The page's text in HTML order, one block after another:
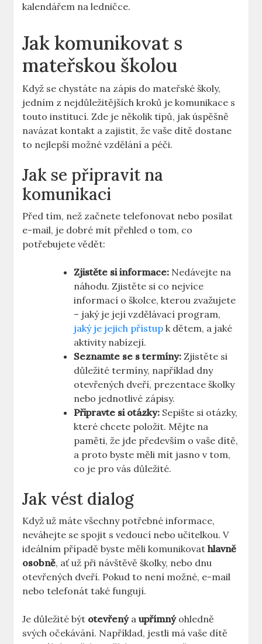
kalendářem⁤ na ledničce.
Jak komunikovat s
mateřskou školou
Když se chystáte na zápis do ⁢mateřské školy,
⁢jedním z nejdůležitějších kroků je komunikace ⁤s
touto institucí. Zde je ​několik tipů, jak⁤ úspěšně​
navázat kontakt a zajistit, že vaše ⁢dítě dostane
to nejlepší⁣ možné vzdělání a péči.
Jak se připravit na
komunikaci
Před tím, než začnete ⁤telefonovat nebo posílat
e-mail, je ‌dobré mít přehled o tom, co
potřebujete vědět:
Zjistěte si‍ informace: Nedávejte na
náhodu. Zjistěte si co nejvíce
informací o školce, kterou zvažujete
–⁣ jaký je její vzdělávací program,
jaký je jejich přístup k dětem, a jaké
aktivity⁤ nabízejí.
Seznamte se s termíny: Zjistěte si
důležité⁢ termíny, například dny
otevřených dveří, prezentace školky
nebo jednotlivé zápisy.
Připravte si otázky: Sepište ‍si otázky,‌
které chcete položit.⁤ Mějte na
paměti, že jde především o vaše dítě,
a proto byste měli mít jasno v ‍tom,
co je pro vás důležité.
Jak​ vést dialog
Když už máte všechny potřebné informace,
neváhejte se spojit s vedoucí nebo učitelkou. V
ideálním případě byste​ měli komunikovat‍hlavně
osobně, ať už při návštěvě ⁤školky, nebo dnu
otevřených dveří. Pokud to není možné, e-mail
nebo telefonát také ⁢fungují.
Je důležité⁣ být otevřenýaupřímnýohledně
⁤svých očekávání. Například, jestli má vaše dítě